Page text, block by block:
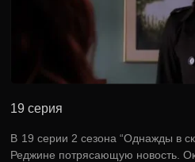
19 серия
В 19 серии 2 сезона “Однажды в
Реджине потрясающую новость.